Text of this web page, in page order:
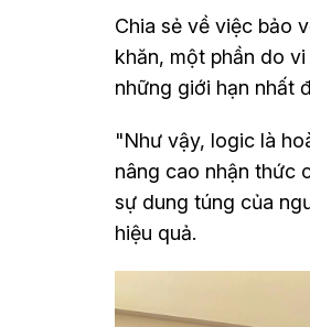
Chia sẻ về việc bảo
khăn, một phần do
những giới hạn nhất
"Như vậy, logic là
nâng cao nhận thức
sự dung túng của
hiệu quả.